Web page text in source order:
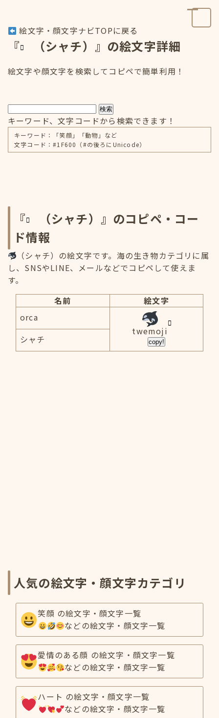
絵文字・顔文字ナビTOPに戻る
『 （シャチ）』の絵文字詳細
絵文字や顔文字を検索してコピペで簡単利用！
検索
キーワード、文字コードから検索できます！
キーワード：「笑顔」「動物」など
文字コード：#1F600（#の後ろにUnicode）
『
（シャチ）』のコピペ・コー
ド情報
（シャチ）の絵文字です。海の生き物カテゴリに属
し、SNSやLINE、メールなどでコピペして使えま
す。
名前
絵文字
orca
twemoji
copy!
シャチ
人気の絵文字・顔文字カテゴリ
笑顔 の絵文字・顔文字一覧
などの絵文字・顔文字一覧
愛情のある顔 の絵文字・顔文字一覧
などの絵文字・顔文字一覧
ハート の絵文字・顔文字一覧
などの絵文字・顔文字一覧